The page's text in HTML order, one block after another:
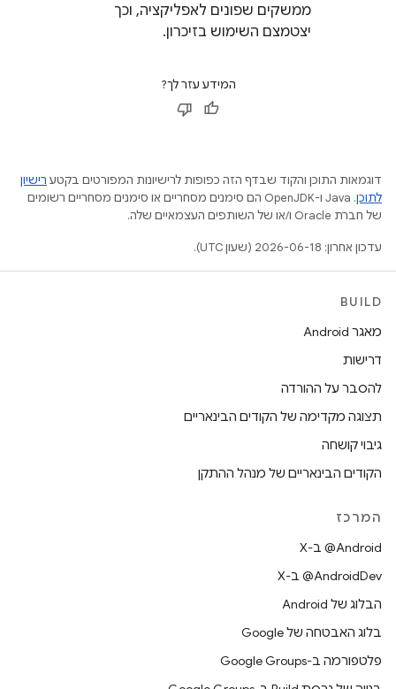
ממשקים שפונים לאפליקציה, וכך
יצטמצם השימוש בזיכרון.
המידע עזר לך?
דוגמאות התוכן והקוד שבדף הזה כפופות לרישיונות המפורטים בקטע רישיון
לתוכן
.‏ Java ו-OpenJDK הם סימנים מסחריים או סימנים מסחריים רשומים
של חברת Oracle ו/או של השותפים העצמאיים שלה.
עדכון אחרון: 2026-06-18 (שעון UTC).
BUILD
מאגר Android
דרישות
להסבר על ההורדה
תצוגה מקדימה של הקודים הבינאריים
גיבוי קושחה
הקודים הבינאריים של מנהל ההתקן
המרכז
‫‎@Android ב-X
‫‎@AndroidDev ב-X
הבלוג של Android
בלוג האבטחה של Google
פלטפורמה ב-Google Groups